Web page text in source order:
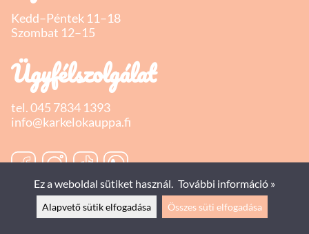
Kedd–Péntek 11–18
Szombat 12–15
Ügyfélszolgálat
tel.045 7834 1393
info@karkelokauppa.fi
Ez a weboldal sütiket használ. További információ »
Alapvető sütik elfogadása Összes süti elfogadása